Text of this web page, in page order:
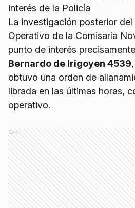
interés de la Policía
La investigación posterior del
Operativo de la Comisaría
punto de interés
Bernardo de Irigoyen 4539
obtuvo una orden de
librada en las últimas horas,
operativo.
Ads